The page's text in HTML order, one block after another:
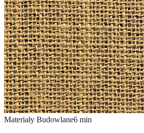
Materiały Budowlane6 min